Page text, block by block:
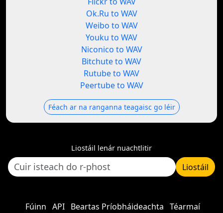
Ok.Ru to WAV
Weibo to WAV
Youku to WAV
Niconico to WAV
Bitchute to WAV
Rutube to WAV
Peertube to WAV
Féach ar na ranganna teagaisc go léir
Liostáil lenár nuachtlitir
Liostáil
Fúinn API Beartas Príobháideachta Téarmaí